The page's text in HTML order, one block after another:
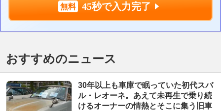
45秒で入力完了
おすすめのニュース
30年以上も車庫で眠っていた初代スバ
ル・レオーネ。あえて未再生で乗り続
けるオーナーの情熱とそこに集う旧車